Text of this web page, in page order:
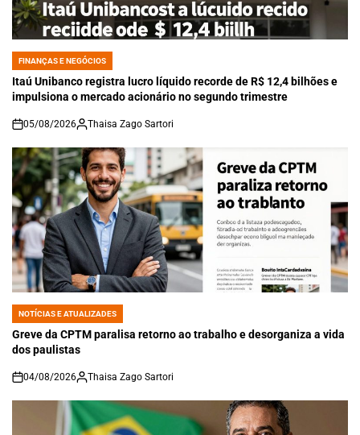
POSTED
IN
FINANÇAS E NEGÓCIOS
Itaú Unibanco registra lucro líquido recorde de R$ 12,4 bilhões e
impulsiona o mercado acionário no segundo trimestre
on
05/08/2026 Thaisa Zago Sartori
POSTED
IN
NOTÍCIAS E ATUALIZADES
Greve da CPTM paralisa retorno ao trabalho e desorganiza a vida
dos paulistas
on
04/08/2026 Thaisa Zago Sartori